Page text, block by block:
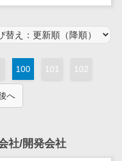
ービ
ル
100 101 102
へ
社/開発会社